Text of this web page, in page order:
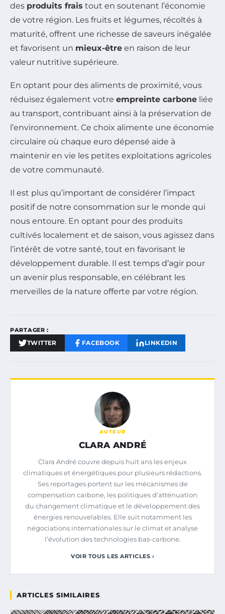
des produits frais tout en soutenant l’économie
de votre région. Les fruits et légumes, récoltés à
maturité, offrent une richesse de saveurs inégalée
et favorisent un mieux-être en raison de leur
valeur nutritive supérieure.
En optant pour des aliments de proximité, vous
réduisez également votre empreinte carbone liée
au transport, contribuant ainsi à la préservation de
l’environnement. Ce choix alimente une économie
circulaire où chaque euro dépensé aide à
maintenir en vie les petites exploitations agricoles
de votre communauté.
Il est plus qu’important de considérer l’impact
positif de notre consommation sur le monde qui
nous entoure. En optant pour des produits
cultivés localement et de saison, vous agissez dans
l’intérêt de votre santé, tout en favorisant le
développement durable. Il est temps d’agir pour
un avenir plus responsable, en célébrant les
merveilles de la nature offerte par votre région.
PARTAGER :
TWITTER FACEBOOK LINKEDIN
AUTEUR
CLARA ANDRÉ
Clara André couvre depuis huit ans les enjeux
climatiques et énergétiques pour plusieurs rédactions.
Ses reportages portent sur les mécanismes de
compensation carbone, les politiques d’atténuation
du changement climatique et le développement des
énergies renouvelables. Elle suit notamment les
négociations internationales sur le climat et analyse
l’évolution des technologies bas-carbone.
VOIR TOUS LES ARTICLES ›
ARTICLES SIMILAIRES